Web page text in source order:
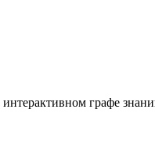
графе